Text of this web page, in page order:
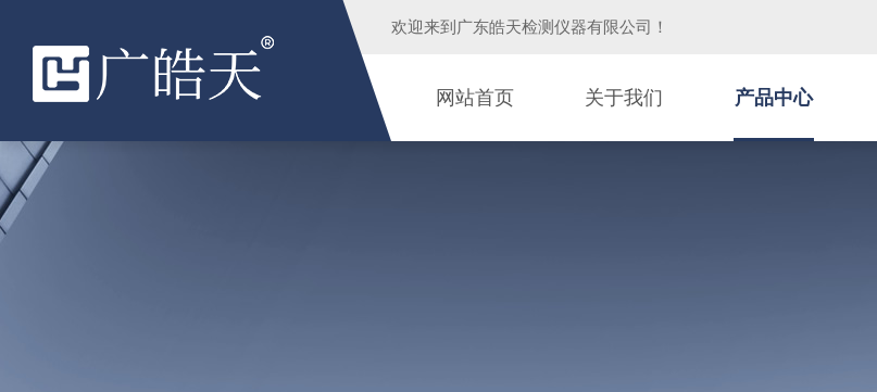
欢迎来到 广东皓天检测仪器有限公司 ！
网站首页 关于我们 产品中心